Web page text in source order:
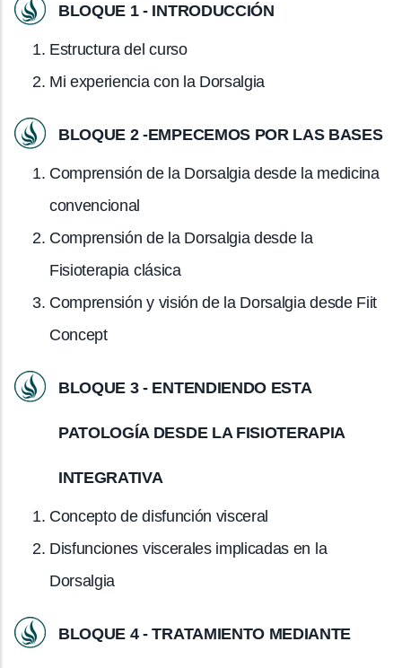
BLOQUE 1 - INTRODUCCIÓN
Estructura del curso
Mi experiencia con la Dorsalgia
BLOQUE 2 -EMPECEMOS POR LAS BASES
Comprensión de la Dorsalgia desde la medicina
convencional
Comprensión de la Dorsalgia desde la
Fisioterapia clásica
Comprensión y visión de la Dorsalgia desde Fiit
Concept
BLOQUE 3 - ENTENDIENDO ESTA
PATOLOGÍA DESDE LA FISIOTERAPIA
INTEGRATIVA
Concepto de disfunción visceral
Disfunciones viscerales implicadas en la
Dorsalgia
BLOQUE 4 - TRATAMIENTO MEDIANTE